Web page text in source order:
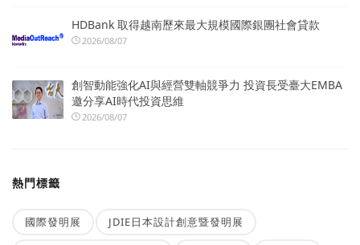
HDBank 取得越南歷來最大規模國際銀團社會貸款
2026/08/07
創智動能強化AI與經營雙軸競爭力 投資長受臺大EMBA
邀分享AI時代投資思維
2026/08/07
熱門標籤
國際發明展 JDIE日本設計創意暨發明展